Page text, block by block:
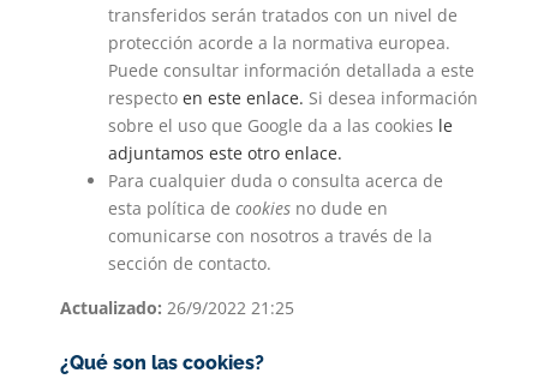
transferidos serán tratados con un nivel de
protección acorde a la normativa europea.
Puede consultar información detallada a este
respecto en este enlace. Si desea información
sobre el uso que Google da a las cookies le
adjuntamos este otro enlace.
Para cualquier duda o consulta acerca de
esta política de cookies no dude en
comunicarse con nosotros a través de la
sección de contacto.
Actualizado: 26/9/2022 21:25
¿Qué son las cookies?